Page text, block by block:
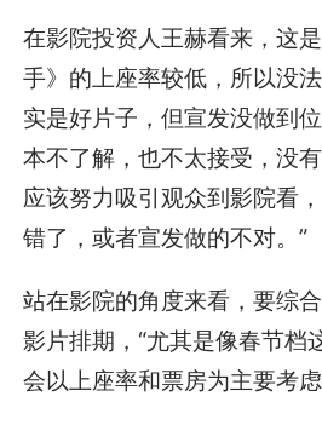
在影院投资人王赫看来，这
手》的上座率较低，所以没
实是好片子，但宣发没做到
本不了解，也不太接受，没
应该努力吸引观众到影院看
错了，或者宣发做的不对。”
站在影院的角度来看，要综
影片排期，“尤其是像春节档
会以上座率和票房为主要考